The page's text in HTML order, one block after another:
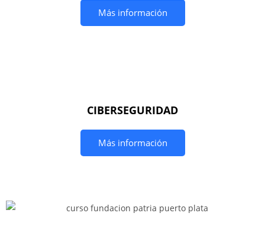
Más información
CIBERSEGURIDAD
Más información